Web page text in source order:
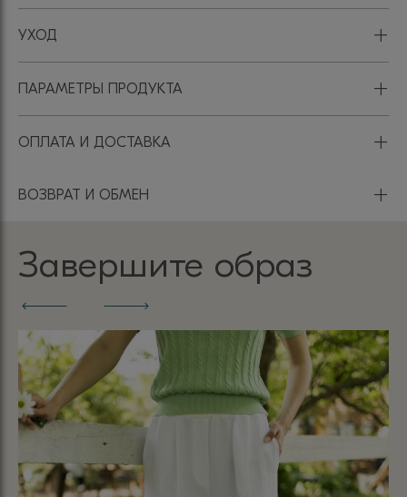
УХОД +
ПАРАМЕТРЫ ПРОДУКТА +
ОПЛАТА И ДОСТАВКА +
ВОЗВРАТ И ОБМЕН +
Завершите образ